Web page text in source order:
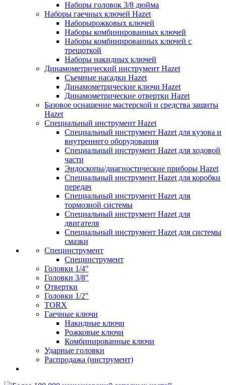
Наборы головок 3/8 дюйма
Наборы гаечных ключей Hazet
Наборырожковых ключей
Наборы комбинированных ключей
Наборы комбинированных ключей с
трещоткой
Наборы накидных ключей
Динамометрический инструмент Hazet
Съемные насадки Hazet
Динамометрические ключи Hazet
Динамометрические отвертки Hazet
Базовое оснащение мастерской и средства защиты
Hazet
Специальный инструмент Hazet
Специальный инструмент Hazet для кузова и
внутреннего оборудования
Специальный инструмент Hazet для ходовой
части
Эндоскопы/диагностические приборы Hazet
Специальный инструмент Hazet для коробки
передач
Специальный инструмент Hazet для
тормозной системы
Специальный инструмент Hazet для
двигателя
Специальный инструмент Hazet для системы
смазки
Специнструмент
Специнструмент
Головки 1/4"
Головки 3/8"
Отвертки
Головки 1/2"
TORX
Гаечные ключи
Накидные ключи
Рожковые ключи
Комбинированные ключи
Ударные головки
Распродажа (инструмент)